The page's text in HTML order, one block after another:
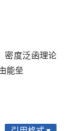
密度泛函理论
能垒